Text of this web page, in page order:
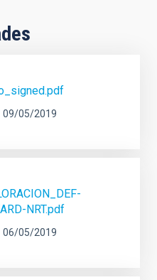
09/05/2019
NRT.pdf
06/05/2019